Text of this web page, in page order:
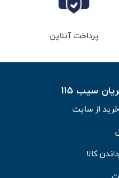
پرداخت آنلاین
سیب 115
از سایت
کالا